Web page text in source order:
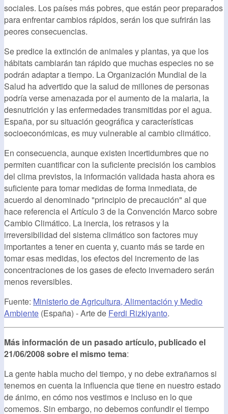
sociales. Los países más pobres, que están peor preparados
para enfrentar cambios rápidos, serán los que sufrirán las
peores consecuencias.
Se predice la extinción de animales y plantas, ya que los
hábitats cambiarán tan rápido que muchas especies no se
podrán adaptar a tiempo. La Organización Mundial de la
Salud ha advertido que la salud de millones de personas
podría verse amenazada por el aumento de la malaria, la
desnutrición y las enfermedades transmitidas por el agua.
España, por su situación geográfica y características
socioeconómicas, es muy vulnerable al cambio climático.
En consecuencia, aunque existen incertidumbres que no
permiten cuantificar con la suficiente precisión los cambios
del clima previstos, la información validada hasta ahora es
suficiente para tomar medidas de forma inmediata, de
acuerdo al denominado "principio de precaución" al que
hace referencia el Artículo 3 de la Convención Marco sobre
Cambio Climático. La inercia, los retrasos y la
irreversibilidad del sistema climático son factores muy
importantes a tener en cuenta y, cuanto más se tarde en
tomar esas medidas, los efectos del incremento de las
concentraciones de los gases de efecto invernadero serán
menos reversibles.
Fuente: Ministerio de Agricultura, Alimentación y Medio
Ambiente (España) - Arte de Ferdi Rizkiyanto.
Más información de un pasado artículo, publicado el
21/06/2008 sobre el mismo tema:
La gente habla mucho del tiempo, y no debe extrañarnos si
tenemos en cuenta la influencia que tiene en nuestro estado
de ánimo, en cómo nos vestimos e incluso en lo que
comemos. Sin embargo, no debemos confundir el tiempo